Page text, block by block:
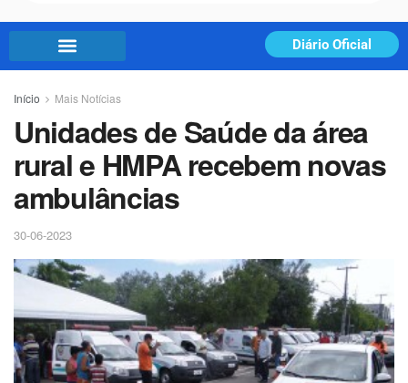
Diário Oficial
Início Mais Notícias
Unidades de Saúde da área
rural e HMPA recebem novas
ambulâncias
30-06-2023